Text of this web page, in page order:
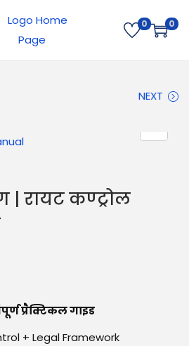
0 0
NEXT
| रायट कण्ट्रोल
प्रैक्टिकल गाइड
+ Legal Framework